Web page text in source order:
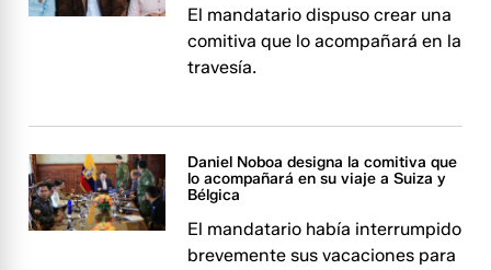
El mandatario dispuso crear una
comitiva que lo acompañará en la
travesía.
Daniel Noboa designa la comitiva que
lo acompañará en su viaje a Suiza y
Bélgica
El mandatario había interrumpido
brevemente sus vacaciones para